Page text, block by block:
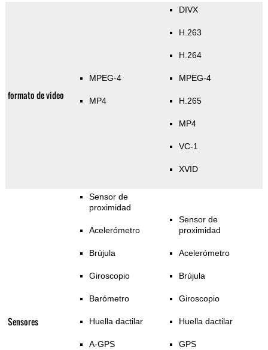
formato de video
MPEG-4
MP4
DIVX
H.263
H.264
MPEG-4
H.265
MP4
VC-1
XVID
Sensores
Sensor de
proximidad
Acelerómetro
Brújula
Giroscopio
Barómetro
Huella dactilar
A-GPS
Sensor de
proximidad
Acelerómetro
Brújula
Giroscopio
Huella dactilar
GPS